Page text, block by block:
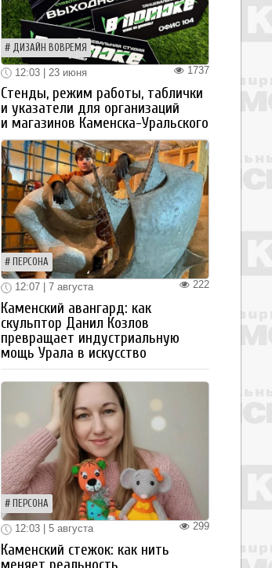
ДИЗАЙН ВОВРЕМЯ
1737
12:03 | 23 июня
Стенды, режим работы, таблички
и указатели для организаций
и магазинов Каменска-Уральского
ПЕРСОНА
222
12:07 | 7 августа
Каменский авангард: как
скульптор Данил Козлов
превращает индустриальную
мощь Урала в искусство
ПЕРСОНА
299
12:03 | 5 августа
Каменский стежок: как нить